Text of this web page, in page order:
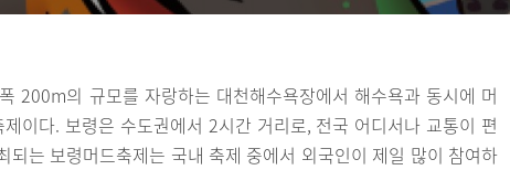
200m의 규모를 자랑하는 대천해수욕장에서 해수욕과 동시에 머
이다. 보령은 수도권에서 2시간 거리로, 전국 어디서나 교통이 편
되는 보령머드축제는 국내 축제 중에서 외국인이 제일 많이 참여하